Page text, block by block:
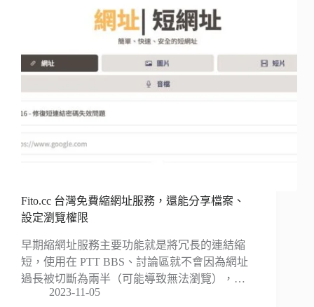
Fito.cc 台灣免費縮網址服務，還能分享檔案、
設定瀏覽權限
早期縮網址服務主要功能就是將冗長的連結縮
短，使用在 PTT BBS、討論區就不會因為網址
過長被切斷為兩半（可能導致無法瀏覽），…
2023-11-05